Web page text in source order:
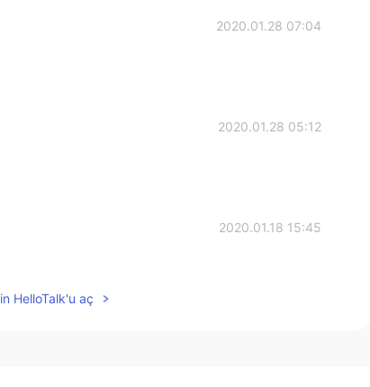
2020.01.28 07:04
2020.01.28 05:12
2020.01.18 15:45
HelloTalk'u aç